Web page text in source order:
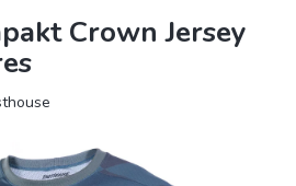
Crown Jersey